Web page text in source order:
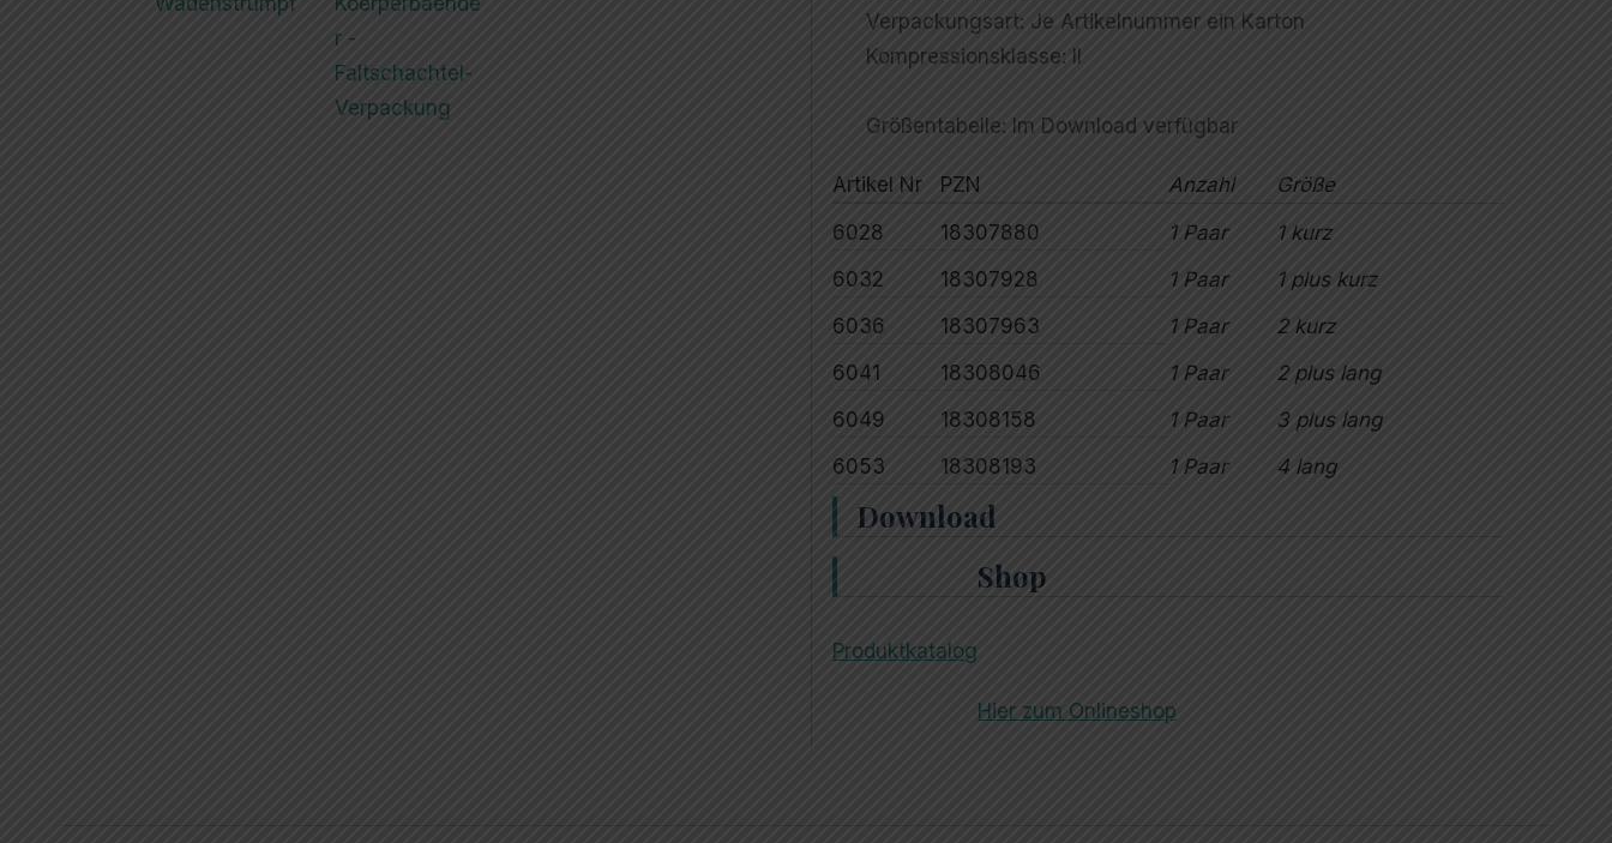
Verpackungsart: Je Artikelnummer ein Karton
Kompressionsklasse:
Größentabelle: Im Download verfügbar
Artikel Nr PZN Anzahl
Größe
6028
18307880 1 Paar
1 kurz
6032
18307928 1 Paar
1 plus kurz
6036
18307963 1 Paar
2 kurz
6041
18308046 1 Paar
2 plus lang
6049
18308158 1 Paar
3 plus lang
6053
18308193 1 Paar 4 lang
Download
Produktkatalog
Shop
Hier zum Onlineshop